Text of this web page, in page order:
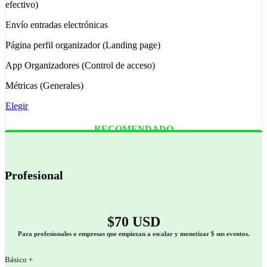
efectivo)
Envío entradas electrónicas
Página perfil organizador (Landing page)
App Organizadores (Control de acceso)
Métricas (Generales)
Elegir
RECOMENDADO
Profesional
$70 USD
Para profesionales o empresas que empiezan a escalar y monetizar $ sus eventos.
Básico +